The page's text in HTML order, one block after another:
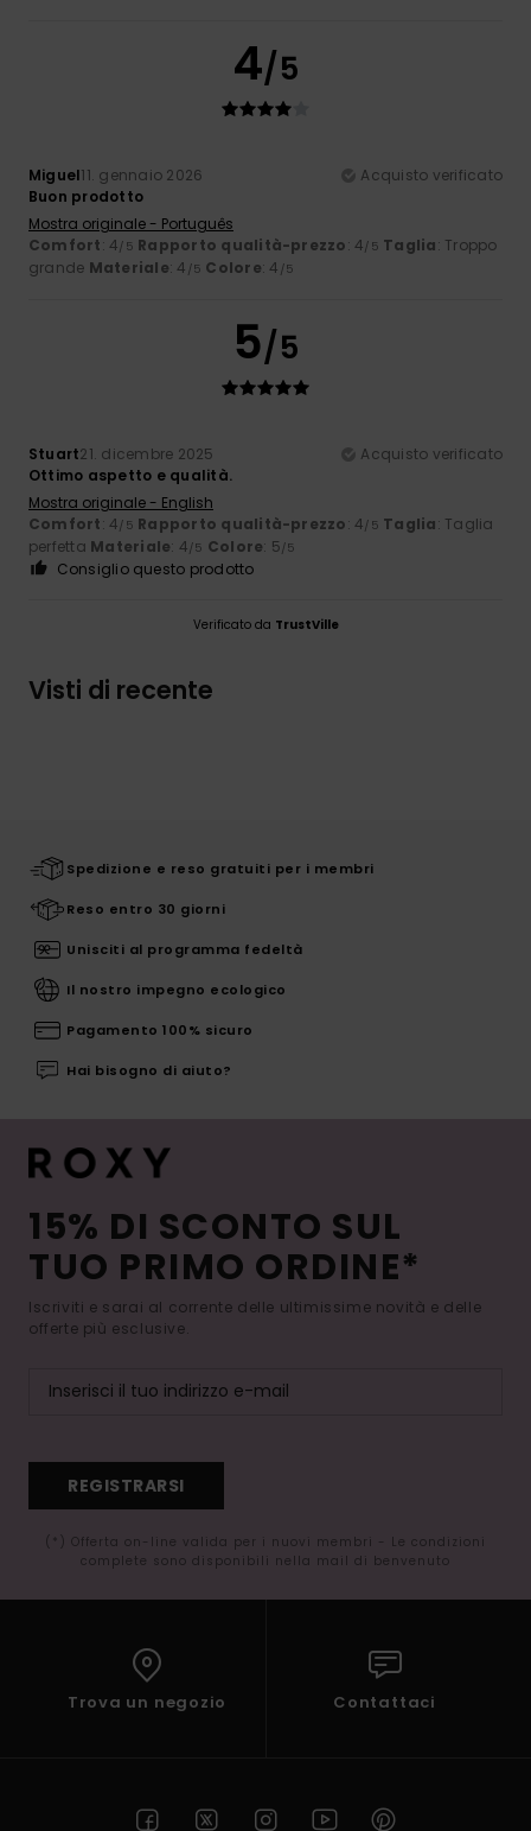
4/5
Miguel11. gennaio 2026
Acquisto verificato
Buon prodotto
Mostra originale - Português
Comfort: 4/5 Rapporto qualità-prezzo: 4/5 Taglia: Troppo
grande Materiale: 4 /5 Colore: 4 /5
5/5
Stuart21. dicembre 2025
Acquisto verificato
Ottimo aspetto e qualità.
Mostra originale - English
Comfort: 4/5 Rapporto qualità-prezzo: 4/5 Taglia: Taglia
perfetta Materiale: 4/5 Colore: 5/5
Consiglio questo prodotto
Verificato da TrustVille
Visti di recente
Spedizione e reso gratuiti per i membri
Reso entro 30 giorni
Unisciti al programma fedeltà
Il nostro impegno ecologico
Pagamento 100% sicuro
Hai bisogno di aiuto?
15% DI SCONTO SUL
TUO PRIMO ORDINE*
Iscriviti e sarai al corrente delle ultimissime novità e delle
offerte più esclusive.
REGISTRARSI
(*) Offerta on-line valida per i nuovi membri - Le condizioni
complete sono disponibili nella mail di benvenuto
Trova un negozio Contattaci